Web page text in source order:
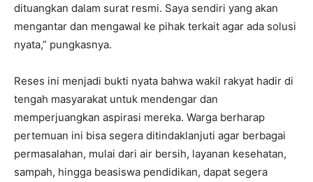
dituangkan dalam surat resmi. Saya sendiri yang akan
mengantar dan mengawal ke pihak terkait agar ada solusi
nyata,” pungkasnya.
Reses ini menjadi bukti nyata bahwa wakil rakyat hadir di
tengah masyarakat untuk mendengar dan
memperjuangkan aspirasi mereka. Warga berharap
pertemuan ini bisa segera ditindaklanjuti agar berbagai
permasalahan, mulai dari air bersih, layanan kesehatan,
sampah, hingga beasiswa pendidikan, dapat segera